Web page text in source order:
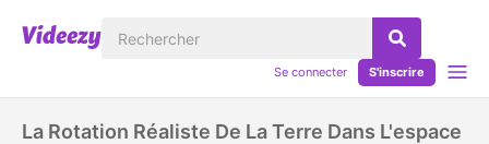
Se connecter S'inscrire
La Rotation Réaliste De La Terre Dans L'espace